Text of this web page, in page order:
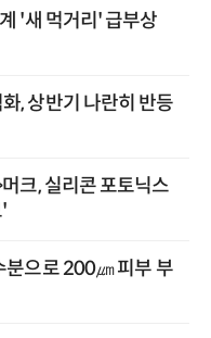
'새 먹거리' 급부상
, 상반기 나란히 반등
크, 실리콘 포토닉스
'
분으로 200㎛ 피부 부